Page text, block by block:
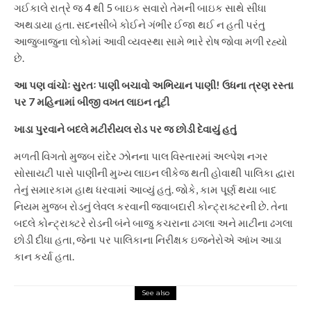
ગઈકાલે રાત્રે જ 4 થી 5 બાઇક સવારો તેમની બાઇક સાથે સીધા
અથડાયા હતા. સદનસીબે કોઈને ગંભીર ઈજા થઈ ન હતી પરંતુ
આજુબાજુના લોકોમાં આવી વ્યવસ્થા સામે ભારે રોષ જોવા મળી રહ્યો
છે.
આ પણ વાંચોઃ સુરતઃ પાણી બચાવો અભિયાન પાણી! ઉધના ત્રણ રસ્તા
પર 7 મહિનામાં બીજી વખત લાઇન તૂટી
ખાડા પુરવાને બદલે મટીરીયલ રોડ પર જ છોડી દેવાયું હતું
મળતી વિગતો મુજબ રાંદેર ઝોનના પાલ વિસ્તારમાં અલ્પેશ નગર
સોસાયટી પાસે પાણીની મુખ્ય લાઇન લીકેજ થતી હોવાથી પાલિકા દ્વારા
તેનું સમારકામ હાથ ધરવામાં આવ્યું હતું. જોકે, કામ પૂર્ણ થયા બાદ
નિયમ મુજબ રોડનું લેવલ કરવાની જવાબદારી કોન્ટ્રાક્ટરની છે. તેના
બદલે કોન્ટ્રાક્ટરે રોડની બંને બાજુ કચરાના ઢગલા અને માટીના ઢગલા
છોડી દીધા હતા, જેના પર પાલિકાના નિરીક્ષક ઇજનેરોએ આંખ આડા
કાન કર્યા હતા.
See also